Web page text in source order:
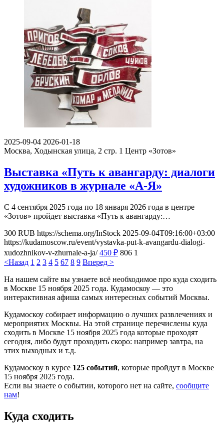
2025-09-04 2026-01-18
Москва, Ходынская улица, 2 стр. 1 Центр «Зотов»
Выставка «Путь к авангарду: диалоги
художников в журнале «А-Я»
С 4 сентября 2025 года по 18 января 2026 года в центре
«Зотов» пройдет выставка «Путь к авангарду:…
300 RUB https://schema.org/InStock 2025-09-04T09:16:00+03:00
https://kudamoscow.ru/event/vystavka-put-k-avangardu-dialogi-
xudozhnikov-v-zhurnale-a-ja/ 450 ₽ 806 1
<Назад 1 2 3 4 5 67 8 9 Вперед >
На нашем сайте вы узнаете всё необходимое про куда сходить
в Москве 15 ноября 2025 года. Кудамоскоу — это
интерактивная афиша самых интересных событий Москвы.
Кудамоскоу собирает информацию о лучших развлечениях и
мероприятих Москвы. На этой странице перечислены куда
сходить в Москве 15 ноября 2025 года которые проходят
сегодня, либо будут проходить скоро: например завтра, на
этих выходных и т.д.
Кудамоскоу в курсе 125 событий, которые пройдут в Москве
15 ноября 2025 года.
Если вы знаете о событии, которого нет на сайте, сообщите
нам!
Куда сходить